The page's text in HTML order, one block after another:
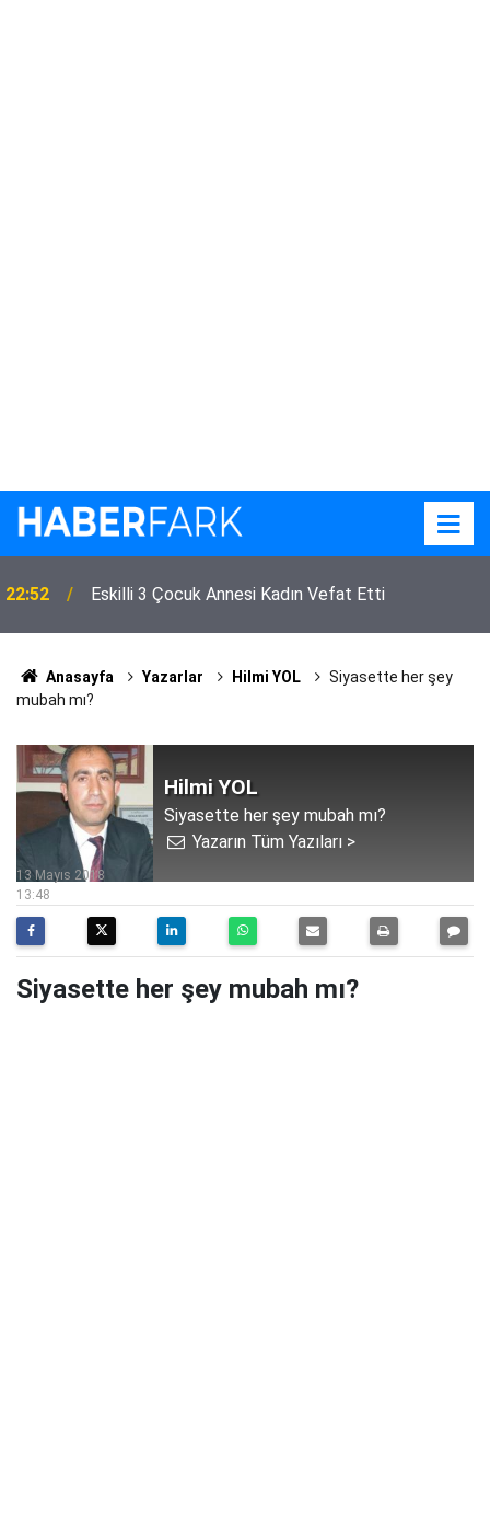
22:52 Eskilli 3 Çocuk Annesi Kadın Vefat Etti
Anasayfa Yazarlar Hilmi YOL
Siyasette her şey
mubah mı?
Hilmi YOL
Siyasette her şey mubah mı?
Yazarın Tüm Yazıları >
13:48
13 Mayıs 2018
Siyasette her şey mubah mı?